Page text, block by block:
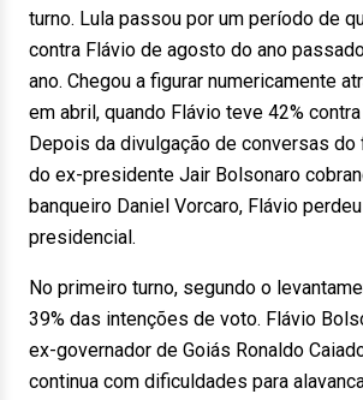
turno. Lula passou por um período de
contra Flávio de agosto do ano
ano. Chegou a figurar numericamente
em abril, quando Flávio teve 42%
Depois da divulgação de conversas
do ex-presidente Jair Bolsonaro
banqueiro Daniel Vorcaro, Flávio
presidencial.
No primeiro turno, segundo o
39% das intenções de voto. Flávio
ex-governador de Goiás Ronaldo
continua com dificuldades para